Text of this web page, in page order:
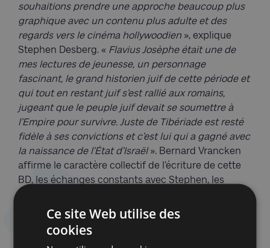
souhaitions prendre une approche beaucoup plus
graphique avec un contenu plus adulte et des
regards vers le cinéma hollywoodien », explique
Stephen Desberg. « Flavius Josèphe était une de
mes lectures de jeunesse, un personnage
fascinant, le grand historien juif de cette période et
qui tout en restant juif s’est rallié aux romains,
jugeant que le peuple juif devait se soumettre à
l’Empire pour survivre. Juste de Tibériade est resté
fidèle à ses convictions et c’est lui qui a gagné avec
la naissance de l’État d’Israël». Bernard Vrancken
affirme le caractère collectif de l’écriture de cette
BD, les échanges constants avec Stephen, les
Il remarque : «C’est la première fois que je dessine
une BD dont l’action se déroule pendant la Seconde
Ce site Web utilise des
cookies